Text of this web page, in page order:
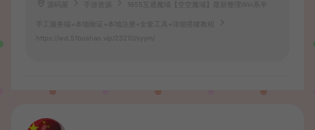
手游资源 1655互通魔域【空空魔域】最新整理Win系半
手工服务端+本地验证+本地注册+全套工具+详细搭建教程
https://wd.51boshao.vip/23210/syym/